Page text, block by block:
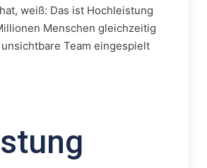
weiß: Das ist Hochleistung
Menschen gleichzeitig
Team eingespielt